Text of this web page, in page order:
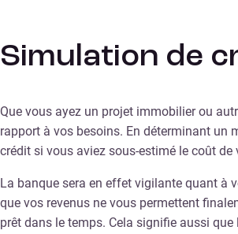
Simulation de
Que vous ayez un projet immobilier ou
rapport à vos besoins. En déterminant un
crédit si vous aviez sous-estimé le coût de
La banque sera en effet vigilante quant à
que vos revenus ne vous permettent
prêt dans le temps. Cela signifie aussi